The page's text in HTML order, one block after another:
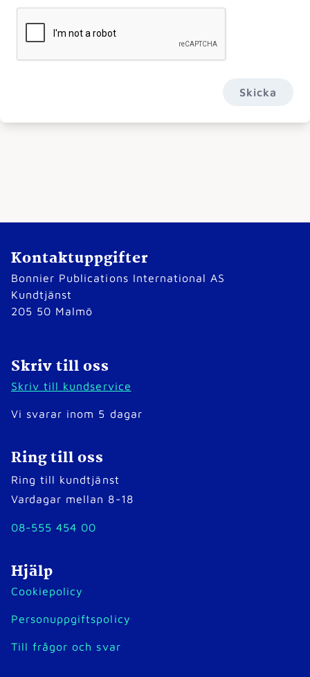
Skicka
Kontaktuppgifter
Bonnier Publications International AS
Kundtjänst
205 50 Malmö
Skriv till oss
Skriv till kundservice
Vi svarar inom 5 dagar
Ring till oss
Ring till kundtjänst
Vardagar mellan 8-18
08-555 454 00
Hjälp
Cookiepolicy
Personuppgiftspolicy
Till frågor och svar